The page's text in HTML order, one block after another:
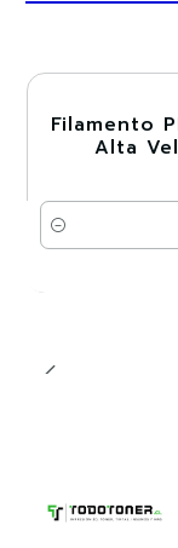
-30%
Filamento
Alta
Cantidad